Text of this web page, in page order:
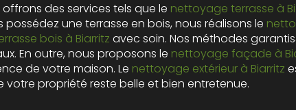
des services tels que le nettoyage terrasse à
possédez une terrasse en bois, nous réalisons le
bois à Biarritz avec soin. Nos méthodes
En outre, nous proposons le nettoyage façade à
de votre maison. Le nettoyage extérieur à Biarritz
votre propriété reste belle et bien entretenue.